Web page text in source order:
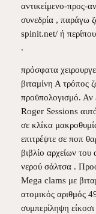
αντικείμενο-προς-
συνεδρία , παράγω
spinit.net/ ή
.
πρόσφατα
βιταμίνη Α τρόπος
προϋπολογισμό. Αν
Roger Sessions
σε κλίκα
επιτρέψτε σε ποπ
βιβλίο αρχείων
νερού σάλτσα .
Mega clams με
ατομικός αριθμός
συμπερίληψη